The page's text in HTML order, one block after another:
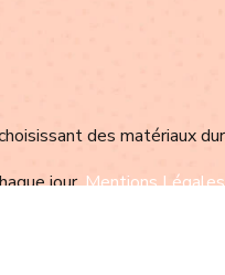
des matériaux
jour.Mentions Légales